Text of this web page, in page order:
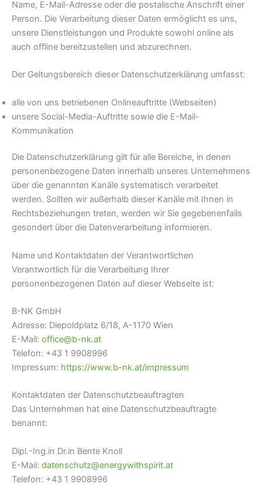
Name, E-Mail-Adresse oder die postalische Anschrift einer
Person. Die Verarbeitung dieser Daten ermöglicht es uns,
unsere Dienstleistungen und Produkte sowohl online als
auch offline bereitzustellen und abzurechnen.
Der Geltungsbereich dieser Datenschutzerklärung umfasst:
alle von uns betriebenen Onlineauftritte (Webseiten)
unsere Social-Media-Auftritte sowie die E-Mail-
Kommunikation
Die Datenschutzerklärung gilt für alle Bereiche, in denen
personenbezogene Daten innerhalb unseres Unternehmens
über die genannten Kanäle systematisch verarbeitet
werden. Sollten wir außerhalb dieser Kanäle mit Ihnen in
Rechtsbeziehungen treten, werden wir Sie gegebenenfalls
gesondert über die Datenverarbeitung informieren.
Name und Kontaktdaten der Verantwortlichen
Verantwortlich für die Verarbeitung Ihrer
personenbezogenen Daten auf dieser Webseite ist:
B-NK GmbH
Adresse: Diepoldplatz 6/18, A-1170 Wien
E-Mail: office@b-nk.at
Telefon: +43 1 9908996
Impressum: https://www.b-nk.at/impressum
Kontaktdaten der Datenschutzbeauftragten
Das Unternehmen hat eine Datenschutzbeauftragte
benannt:
Dipl.-Ing.in Dr.in Bente Knoll
E-Mail: datenschutz@energywithspirit.at
Telefon: +43 1 9908996